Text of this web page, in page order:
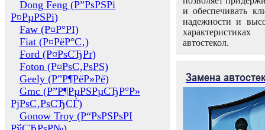
Dong Feng (Р”РѕРЅРі
Р¤РµРЅРі)
Faw (Р¤Р°РІ)
Fiat (Р¤РёР°С‚)
Ford (Р¤РѕСЂРґ)
Foton (Р¤РѕС‚РѕРЅ)
Geely (Р”Р¶РёР»Рё)
Gmc (Р”Р¶РµРЅРµСЂР°Р»
РјРѕС‚РѕСЂСЃ)
Gonow Troy (Р“РѕРЅРѕРІ
и обеспечивать
надежности и
автостекол.
Замена